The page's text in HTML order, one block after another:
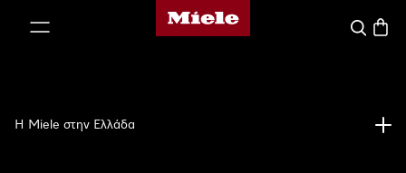
Αρχική σελίδα της Miele
Η Miele στην Ελλάδα